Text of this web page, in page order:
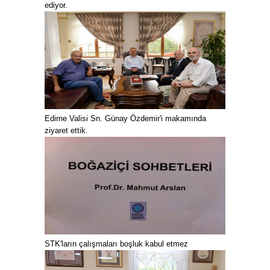
ediyor.
Edirne Valisi Sn. Günay Özdemir'i makamında
ziyaret ettik.
STK'ların çalışmaları boşluk kabul etmez